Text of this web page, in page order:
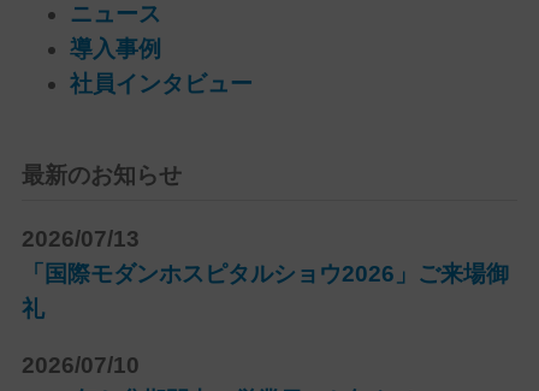
ニュース
導入事例
社員インタビュー
最新のお知らせ
2026/07/13
「国際モダンホスピタルショウ2026」ご来場御
礼
2026/07/10